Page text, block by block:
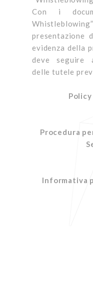
Con i
presentazione
evidenza della
deve seguire
delle tutele
Policy
Procedura
Informativa